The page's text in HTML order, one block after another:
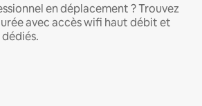
en déplacement ? Trouvez
avec accès wifi haut débit et